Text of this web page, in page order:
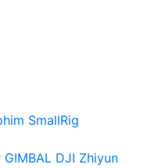
SmallRig
DJI Zhiyun